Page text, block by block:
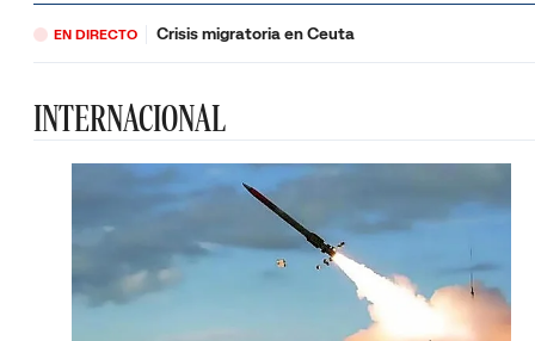
EN DIRECTO Crisis migratoria en Ceuta
INTERNACIONAL